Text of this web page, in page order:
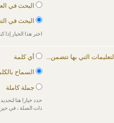
البحث في
البحث في
اختر هذا الخيار
التي بها تتضمن... أي كلمة
السماح
جملة كاملة
حدد خيارا هنا
ذات الصلة ، في